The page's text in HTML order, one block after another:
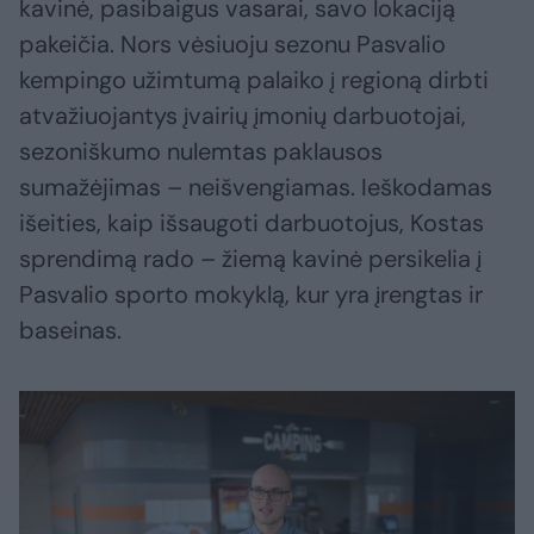
kavinė, pasibaigus vasarai, savo lokaciją
pakeičia. Nors vėsiuoju sezonu Pasvalio
kempingo užimtumą palaiko į regioną dirbti
atvažiuojantys įvairių įmonių darbuotojai,
sezoniškumo nulemtas paklausos
sumažėjimas – neišvengiamas. Ieškodamas
išeities, kaip išsaugoti darbuotojus, Kostas
sprendimą rado – žiemą kavinė persikelia į
Pasvalio sporto mokyklą, kur yra įrengtas ir
baseinas.